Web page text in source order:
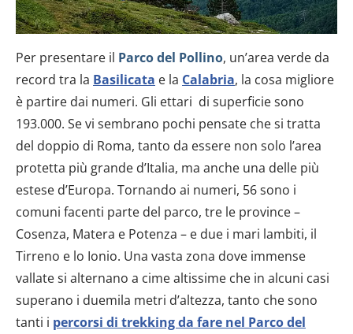
Per presentare il Parco del Pollino, un’area verde da
record tra la Basilicata e la Calabria, la cosa migliore
è partire dai numeri. Gli ettari di superficie sono
193.000. Se vi sembrano pochi pensate che si tratta
del doppio di Roma, tanto da essere non solo l’area
protetta più grande d’Italia, ma anche una delle più
estese d’Europa. Tornando ai numeri, 56 sono i
comuni facenti parte del parco, tre le province –
Cosenza, Matera e Potenza – e due i mari lambiti, il
Tirreno e lo Ionio. Una vasta zona dove immense
vallate si alternano a cime altissime che in alcuni casi
superano i duemila metri d’altezza, tanto che sono
tanti i percorsi di trekking da fare nel Parco del